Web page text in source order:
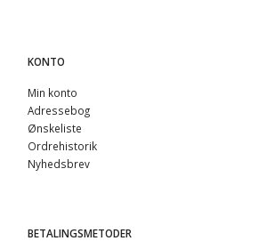
KONTO
Min konto
Adressebog
Ønskeliste
Ordrehistorik
Nyhedsbrev
BETALINGSMETODER